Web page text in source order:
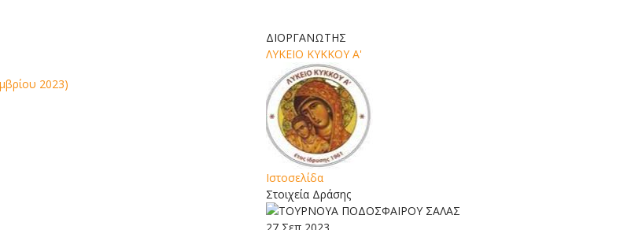
2023)
ΔΙΟΡΓΑΝΩΤΗΣ
ΛΥΚΕΙΟ ΚΥΚΚΟΥ Α'
Ιστοσελίδα
Στοιχεία Δράσης